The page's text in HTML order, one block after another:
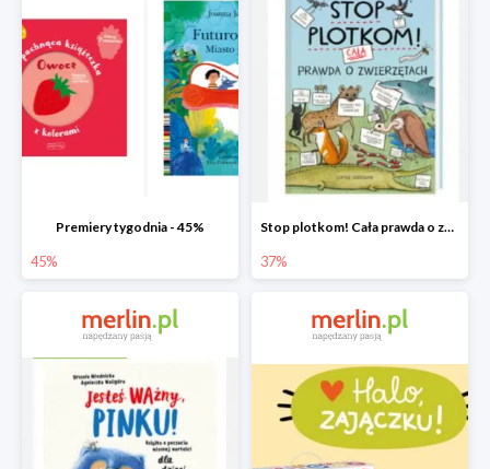
Premiery tygodnia - 45%
45%
Stop plotkom! Cała prawda o zwierzętach
37%